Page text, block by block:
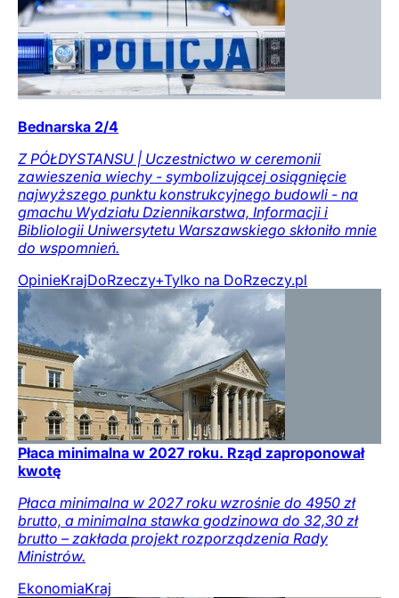
Bednarska 2/4
Z PÓŁDYSTANSU | Uczestnictwo w ceremonii
zawieszenia wiechy - symbolizującej osiągnięcie
najwyższego punktu konstrukcyjnego budowli - na
gmachu Wydziału Dziennikarstwa, Informacji i
Bibliologii Uniwersytetu Warszawskiego skłoniło mnie
do wspomnień.
OpinieKrajDoRzeczy+Tylko na DoRzeczy.pl
Płaca minimalna w 2027 roku. Rząd zaproponował
kwotę
Płaca minimalna w 2027 roku wzrośnie do 4950 zł
brutto, a minimalna stawka godzinowa do 32,30 zł
brutto – zakłada projekt rozporządzenia Rady
Ministrów.
EkonomiaKraj